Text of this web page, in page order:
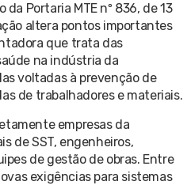
Portaria MTE nº 836, de 13
altera pontos importantes
que trata das
na indústria da
voltadas à prevenção de
de trabalhadores e materiais.
empresas da
de SST, engenheiros,
de gestão de obras. Entre
exigências para sistemas